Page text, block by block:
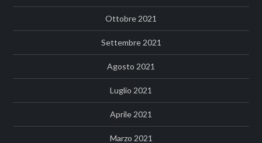
Ottobre 2021
Settembre 2021
Agosto 2021
Luglio 2021
Aprile 2021
Marzo 2021